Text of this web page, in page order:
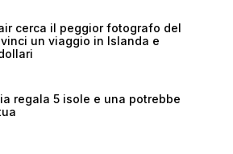
cerca il peggior fotografo del
un viaggio in Islanda e
regala 5 isole e una potrebbe